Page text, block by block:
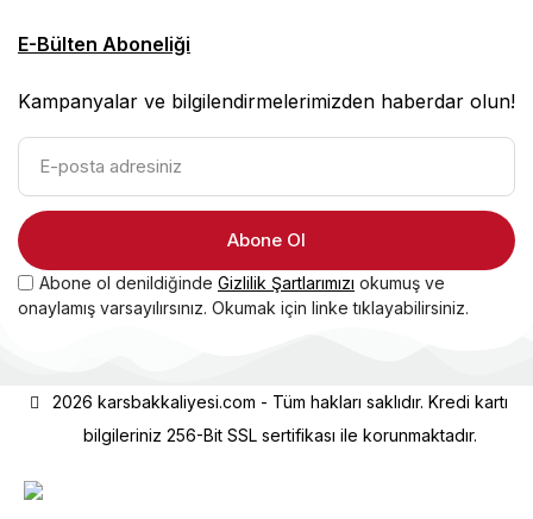
E-Bülten Aboneliği
Kampanyalar ve bilgilendirmelerimizden haberdar olun!
Abone Ol
Abone ol denildiğinde Gizlilik Şartlarımızı okumuş ve
onaylamış varsayılırsınız. Okumak için linke tıklayabilirsiniz.
2026 karsbakkaliyesi.com - Tüm hakları saklıdır. Kredi kartı
bilgileriniz 256-Bit SSL sertifikası ile korunmaktadır.